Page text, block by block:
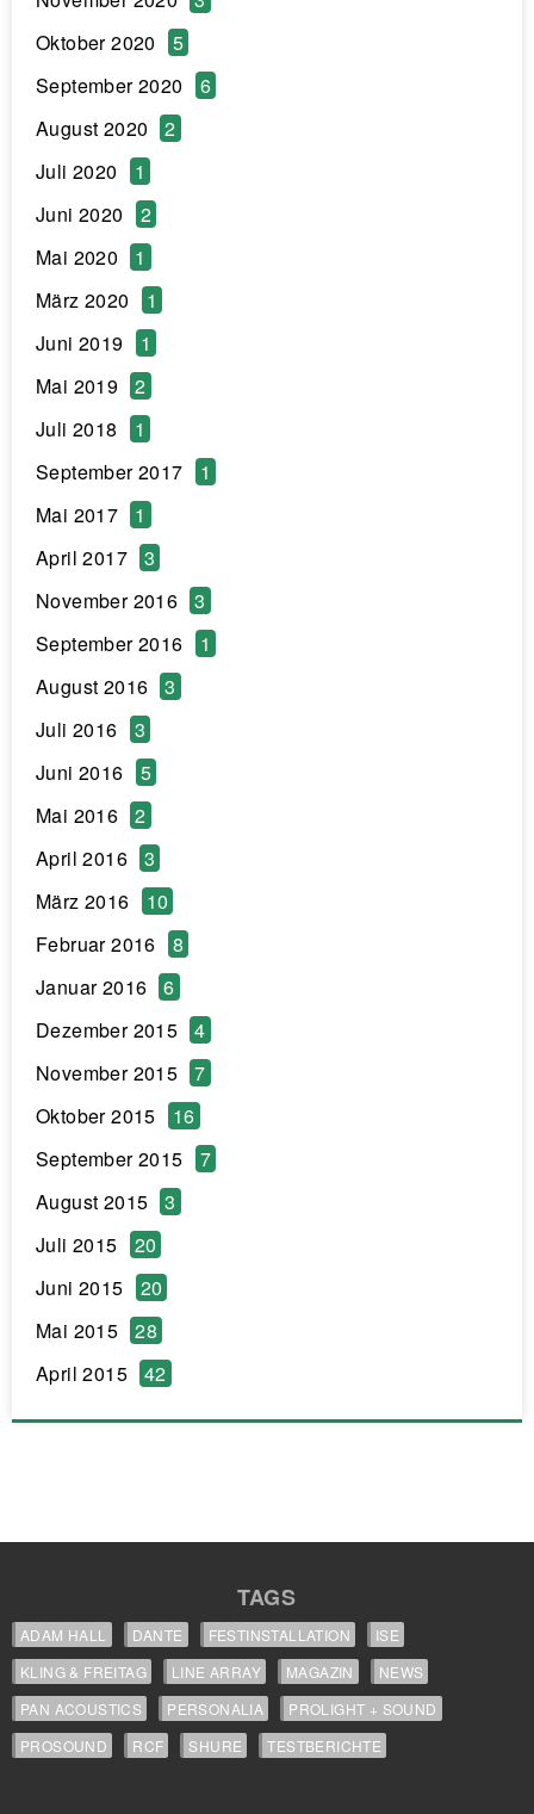
Oktober 2020
5
September 2020
6
August 2020
2
Juli 2020
1
Juni 2020
2
Mai 2020
1
März 2020
1
Juni 2019
1
Mai 2019
2
Juli 2018
1
September 2017
1
Mai 2017
1
April 2017
3
November 2016
3
September 2016
1
August 2016
3
Juli 2016
3
Juni 2016
5
Mai 2016
2
April 2016
3
März 2016
10
Februar 2016
8
Januar 2016
6
Dezember 2015
4
November 2015
7
Oktober 2015
16
September 2015
7
August 2015
3
Juli 2015
20
Juni 2015
20
Mai 2015
28
April 2015
42
TAGS
ADAM HALL DANTE FESTINSTALLATION
ISE
KLING & FREITAG
LINE ARRAY MAGAZIN
NEWS
PAN ACOUSTICS
PERSONALIA
PROLIGHT + SOUND
PROSOUND
RCF SHURE TESTBERICHTE